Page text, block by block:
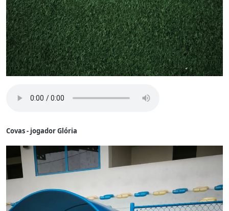
Covas - jogador Glória